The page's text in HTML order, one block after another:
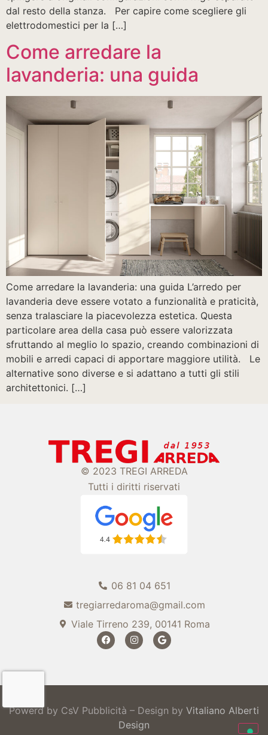
dal resto della stanza. Per capire come scegliere gli
elettrodomestici per la […]
Come arredare la
lavanderia: una guida
Come arredare la lavanderia: una guida L’arredo per
lavanderia deve essere votato a funzionalità e praticità,
senza tralasciare la piacevolezza estetica. Questa
particolare area della casa può essere valorizzata
sfruttando al meglio lo spazio, creando combinazioni di
mobili e arredi capaci di apportare maggiore utilità. Le
alternative sono diverse e si adattano a tutti gli stili
architettonici. […]
© 2023 TREGI ARREDA
Tutti i diritti riservati
06 81 04 651
tregiarredaroma@gmail.com
Viale Tirreno 239, 00141 Roma
Powerd by CsV Pubblicità – Design by Vitaliano Alberti
Design